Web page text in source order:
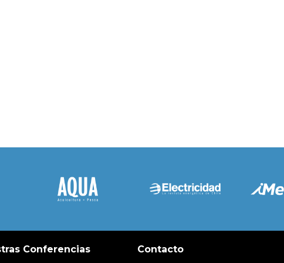
Conferencias Contacto